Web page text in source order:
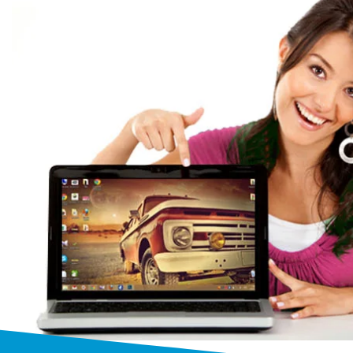
Бесплатный
Выезжаем к заказчику бесплатно
от 1 часа
на дом или в офис